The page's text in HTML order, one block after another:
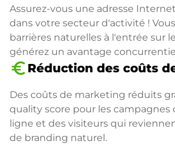
Assurez-vous une adresse
dans votre secteur d'activité !
barrières naturelles à l'entrée sur
générez un avantage
euro_symbol Réduction des coûts
Des coûts de marketing réduits
quality score pour les campagnes
ligne et des visiteurs qui
de branding naturel.